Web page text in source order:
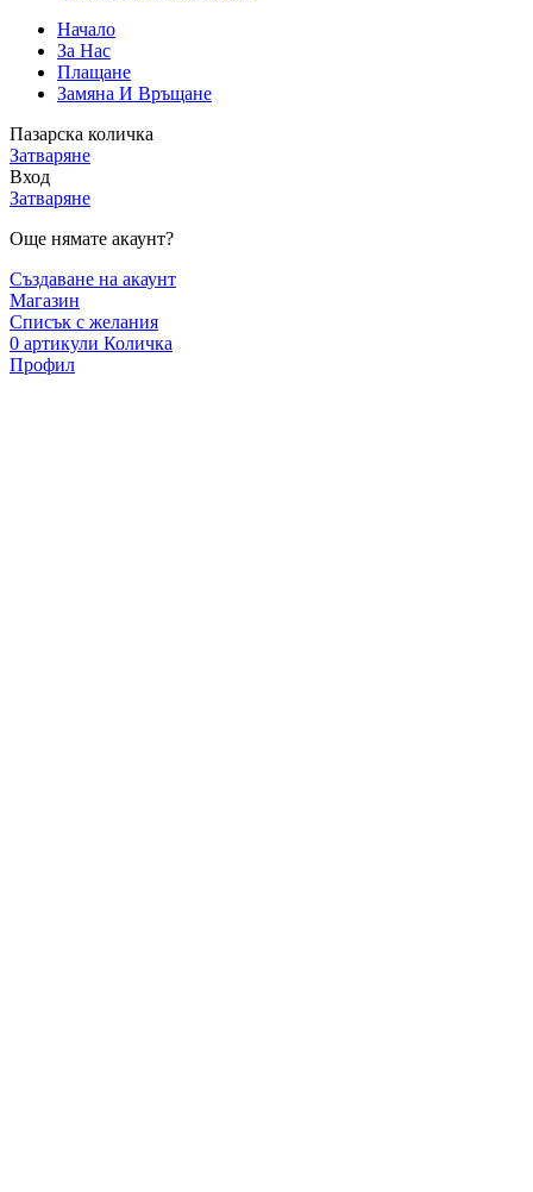
Начало
За Нас
Плащане
Замяна И Връщане
Пазарска количка
Затваряне
Вход
Затваряне
Още нямате акаунт?
Създаване на акаунт
Магазин
Списък с желания
0 артикули Количка
Профил